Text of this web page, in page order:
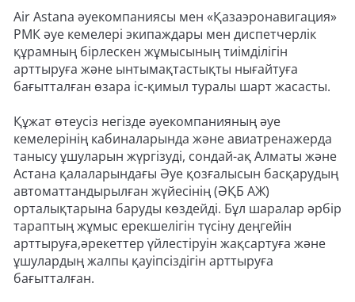
Air Astana әуекомпаниясы мен «Қазаэронавигация»
РМК әуе кемелері экипаждары мен диспетчерлік
құрамның бірлескен жұмысының тиімділігін
арттыруға және ынтымақтастықты нығайтуға
бағытталған өзара іс-қимыл туралы шарт жасасты.
Құжат өтеусіз негізде әуекомпанияның әуе
кемелерінің кабиналарында және авиатренажерда
танысу ұшуларын жүргізуді, сондай-ақ Алматы және
Астана қалаларындағы Әуе қозғалысын басқарудың
автоматтандырылған жүйесінің (ӘҚБ АЖ)
орталықтарына баруды көздейді. Бұл шаралар әрбір
тараптың жұмыс ерекшелігін түсіну деңгейін
арттыруға,әрекеттер үйлестіруін жақсартуға және
ұшулардың жалпы қауіпсіздігін арттыруға
бағытталған.